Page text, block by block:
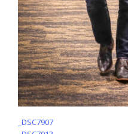
_DSC7907